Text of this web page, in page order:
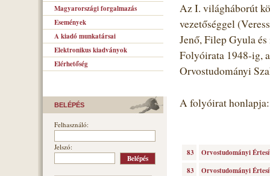
Magyarországi forgalmazás
Események
A kiadó munkatársai
Elektronikus kiadványok
Elérhetőség
BELÉPÉS
Felhasználó:
Jelszó:
Az I. világháborút
vezetőséggel
Jenő, Filep Gyula
Folyóirata 1948-ig,
Orvostudományi
A folyóirat
83
Orvostudományi
83
Orvostudományi